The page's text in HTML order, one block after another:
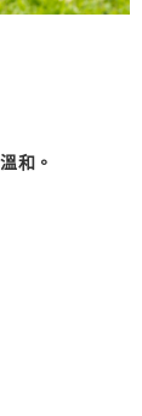
和。